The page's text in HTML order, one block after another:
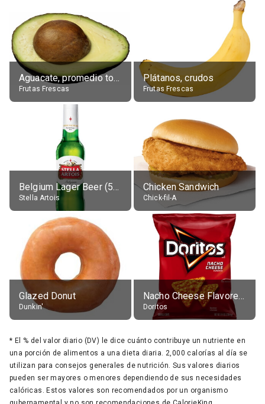
Aguacate, promedio todos variedades, crudo
Frutas Frescas
Plátanos, crudos
Frutas Frescas
Belgium Lager Beer (5% alc.)
Stella Artois
Chicken Sandwich
Chick-fil-A
Glazed Donut
Dunkin'
Nacho Cheese Flavored Tortilla Chips
Doritos
* El % del valor diario (DV) le dice cuánto contribuye un nutriente en
una porción de alimentos a una dieta diaria. 2,000 calorías al día se
utilizan para consejos generales de nutrición. Sus valores diarios
pueden ser mayores o menores dependiendo de sus necesidades
calóricas. Estos valores son recomendados por un organismo